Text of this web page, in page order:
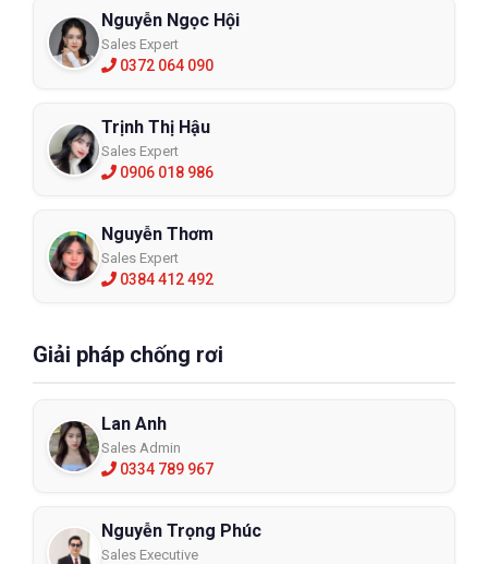
Nguyễn Ngọc Hội
Sales Expert
0372 064 090
Trịnh Thị Hậu
Sales Expert
0906 018 986
Nguyễn Thơm
Sales Expert
0384 412 492
Giải pháp chống rơi
Lan Anh
Sales Admin
0334 789 967
Nguyễn Trọng Phúc
Sales Executive